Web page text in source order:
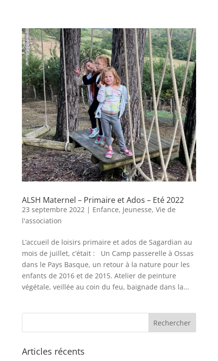
ALSH Maternel – Primaire et Ados – Eté 2022
23 septembre 2022| Enfance, Jeunesse, Vie de
l'association
L’accueil de loisirs primaire et ados de Sagardian au
mois de juillet, c’était : Un Camp passerelle à Ossas
dans le Pays Basque, un retour à la nature pour les
enfants de 2016 et de 2015. Atelier de peinture
végétale, veillée au coin du feu, baignade dans la...
Articles récents